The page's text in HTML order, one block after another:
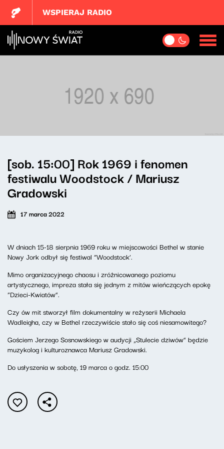
WSPIERAJ RADIO
[sob. 15:00] Rok 1969 i fenomen
festiwalu Woodstock / Mariusz
Gradowski
17 marca 2022
W dniach 15-18 sierpnia 1969 roku w miejscowości Bethel w stanie
Nowy Jork odbył się festiwal “Woodstock’.
Mimo organizacyjnego chaosu i zróżnicowanego poziomu
artystycznego, impreza stała się jednym z mitów wieńczących epokę
“Dzieci-Kwiatów”.
Czy ów mit stworzył film dokumentalny w reżyserii Michaela
Wadleigha, czy w Bethel rzeczywiście stało się coś niesamowitego?
Gościem Jerzego Sosnowskiego w audycji „Stulecie dziwów” będzie
muzykolog i kulturoznawca Mariusz Gradowski.
Do usłyszenia w sobotę, 19 marca o godz. 15:00